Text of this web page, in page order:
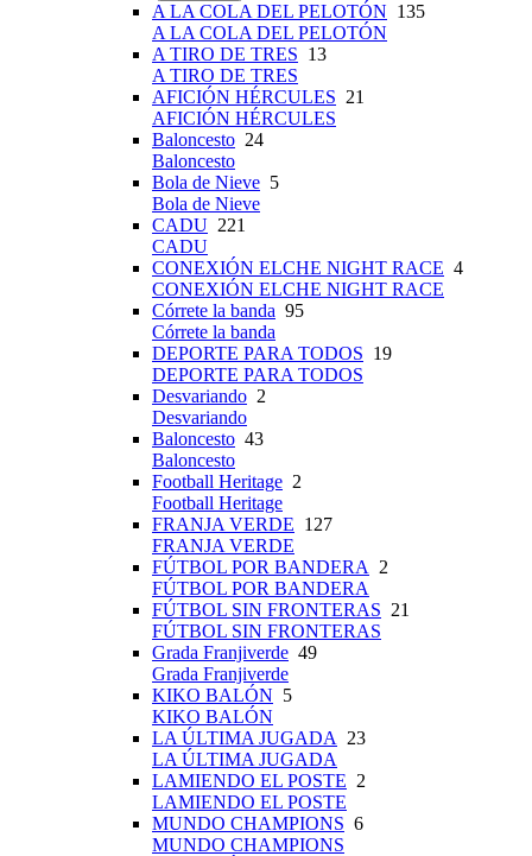
A LA COLA DEL PELOTÓN 135
A LA COLA DEL PELOTÓN
A TIRO DE TRES 13
A TIRO DE TRES
AFICIÓN HÉRCULES 21
AFICIÓN HÉRCULES
Baloncesto 24
Baloncesto
Bola de Nieve 5
Bola de Nieve
CADU 221
CADU
CONEXIÓN ELCHE NIGHT RACE 4
CONEXIÓN ELCHE NIGHT RACE
Córrete la banda 95
Córrete la banda
DEPORTE PARA TODOS 19
DEPORTE PARA TODOS
Desvariando 2
Desvariando
Baloncesto 43
Baloncesto
Football Heritage 2
Football Heritage
FRANJA VERDE 127
FRANJA VERDE
FÚTBOL POR BANDERA 2
FÚTBOL POR BANDERA
FÚTBOL SIN FRONTERAS 21
FÚTBOL SIN FRONTERAS
Grada Franjiverde 49
Grada Franjiverde
KIKO BALÓN 5
KIKO BALÓN
LA ÚLTIMA JUGADA 23
LA ÚLTIMA JUGADA
LAMIENDO EL POSTE 2
LAMIENDO EL POSTE
MUNDO CHAMPIONS 6
MUNDO CHAMPIONS